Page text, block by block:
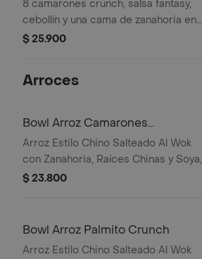
8 camarones crunch, salsa fantasy,
cebollín y una cama de zanahoria en
espiral.
$ 25.900
Arroces
Bowl Arroz Camarones
Agridulces
Arroz Estilo Chino Salteado Al Wok
con Zanahoria, Raíces Chinas y Soya,
Camarones Crunch Bañados en
$ 23.800
Bowl Arroz Palmito Crunch
Arroz Estilo Chino Salteado Al Wok